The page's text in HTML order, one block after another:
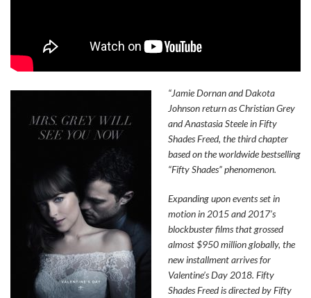
“Jamie Dornan and Dakota
Johnson return as Christian Grey
and Anastasia Steele in Fifty
Shades Freed, the third chapter
based on the worldwide bestselling
“Fifty Shades” phenomenon.
Expanding upon events set in
motion in 2015 and 2017’s
blockbuster films that grossed
almost $950 million globally, the
new installment arrives for
Valentine’s Day 2018. Fifty
Shades Freed is directed by Fifty